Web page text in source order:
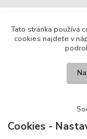
Tato stránka používá
cookies najdete v
Cookies -